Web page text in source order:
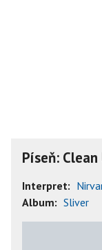
Píseň:
Interpret:
Album: Sliver